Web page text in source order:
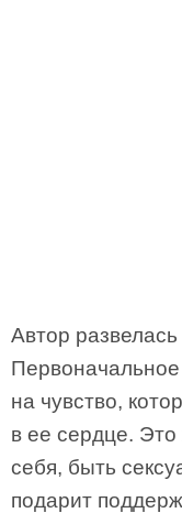
Автор
на чувство,
в ее сердце.
себя, быть
подарит